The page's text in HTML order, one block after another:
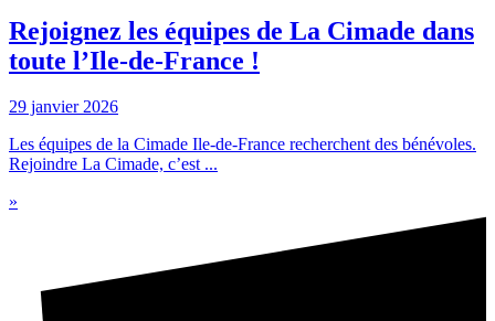
Rejoignez les équipes de La Cimade dans
toute l’Ile-de-France !
29 janvier 2026
Les équipes de la Cimade Ile-de-France recherchent des bénévoles.
Rejoindre La Cimade, c’est ...
»